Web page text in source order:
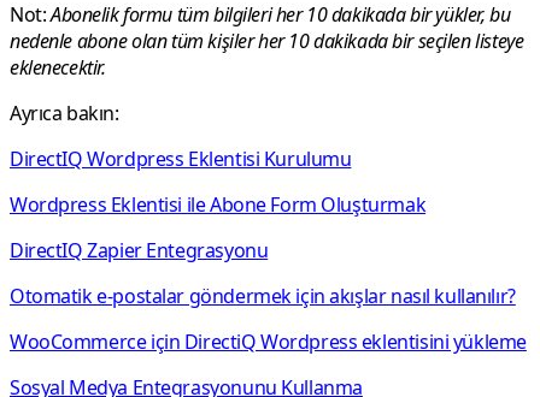
Not:Abonelik formu tüm bilgileri her 10 dakikada bir yükler, bu
nedenle abone olan tüm kişiler her 10 dakikada bir seçilen listeye
eklenecektir.
Ayrıca bakın:
DirectIQ Wordpress Eklentisi Kurulumu
Wordpress Eklentisi ile Abone Form Oluşturmak
DirectIQ Zapier Entegrasyonu
Otomatik e-postalar göndermek için akışlar nasıl kullanılır?
WooCommerce için DirectiQ Wordpress eklentisini yükleme
Sosyal Medya Entegrasyonunu Kullanma